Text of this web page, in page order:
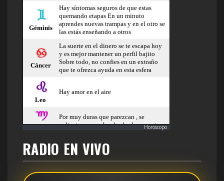
Horoscopo
RADIO EN VIVO